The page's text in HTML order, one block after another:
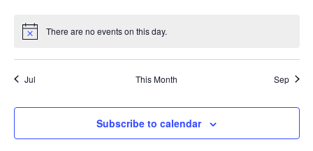
There are no events on this day.
Jul This Month Sep
Subscribe to calendar